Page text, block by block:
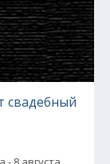
свадебный